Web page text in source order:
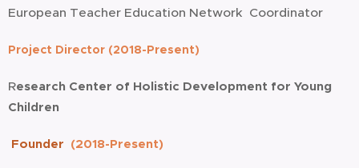
European Teacher Education Network Coordinator
Project Director (2018-Present)
Research Center of Holistic Development for Young
Children
Founder (2018-Present)